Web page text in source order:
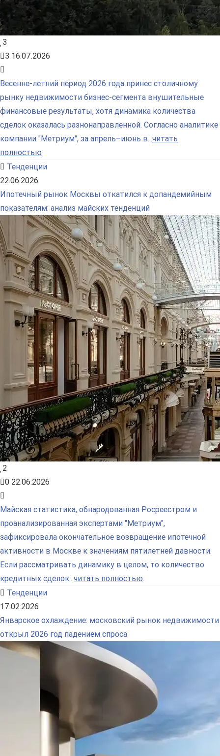
3
3 16.07.2026
Весенне-летний период 2026 года принес столичному
рынку недвижимости бизнес-сегмента внушительные
финансовые результаты, хотя динамика количества
сделок оказалась разнонаправленной. Согласно аналитике
компании "Метриум", за апрель–июнь в...читать
полностью
Тенденции
22.06.2026
Ипотечный рынок Москвы откатился к допандемийным
показателям: анализ майских тенденций
2
0 22.06.2026
Майская статистика, обнародованная Росреестром и
проанализированная экспертами "Метриум",
зафиксировала окончательное возвращение ипотечной
активности в Москве к значениям пятилетней давности.
Если рассматривать динамику в целом, то количество
кредитных сделок...читать полностью
Тенденции
17.02.2026
Январское охлаждение: московский рынок недвижимости
открыл 2026 год падением спроса